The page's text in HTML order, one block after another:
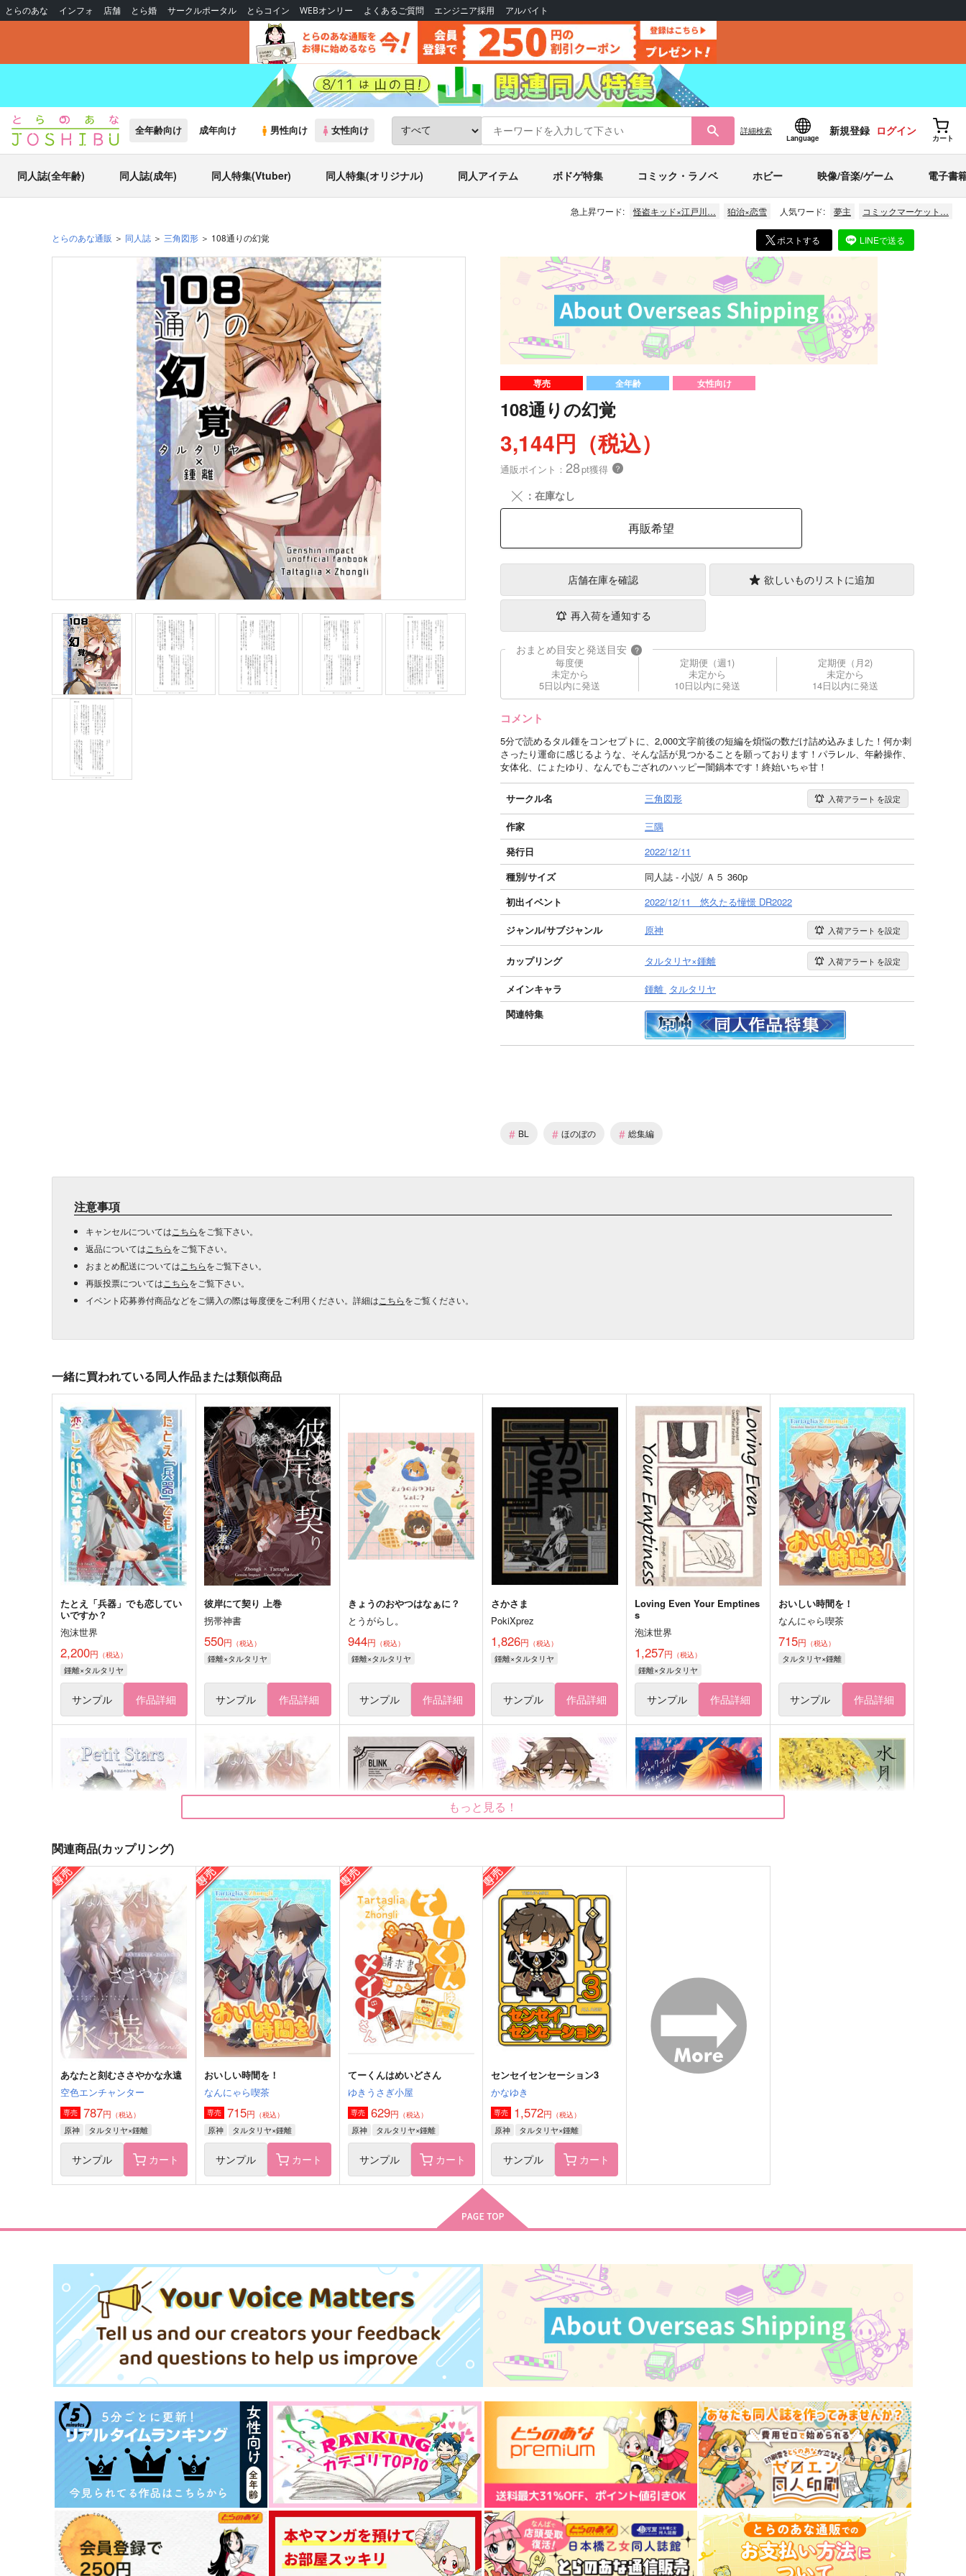
とらのあな インフォ 店舗 とら婚 サークルポータル とらコイン WEBオンリー よくあるご質問 エンジニア採用 アルバイト
全年齢向け 成年向け 男性向け 女性向け 詳細検索
Language
新規登録 ログイン
カート
同人誌(全年齢) 同人誌(成年) 同人特集(Vtuber) 同人特集(オリジナル) 同人アイテム ボドゲ特集 コミック・ラノベ ホビー 映像/音楽/ゲーム 電子書
急上昇ワード: 怪盗キッド×江戸川… 狛治×恋雪 人気ワード: 夢主 コミックマーケット…
とらのあな通販 同人誌 三角図形 108通りの幻覚 ポストする LINEで送る
専売 全年齢 女性向け
108通りの幻覚
3,144円（税込）
通販ポイント： 28pt獲得 ？
╳ ：在庫なし
再販希望
店舗在庫を確認 欲しいものリストに追加
再入荷を通知する
おまとめ目安と発送目安 ?
毎度便
未定から
5日以内に発送
定期便（週1)
未定から
10日以内に発送
定期便（月2)
未定から
14日以内に発送
コメント
5分で読めるタル鍾をコンセプトに、2,000文字前後の短編を煩悩の数だけ詰め込みました！何か刺
さったり運命に感じるような、そんな話が見つかることを願っております！パラレル、年齢操作、
女体化、にょたゆり、なんでもござれのハッピー闇鍋本です！終始いちゃ甘！
サークル名 三角図形 入荷アラート を設定
作家
三隅
発行日
2022/12/11
種別/サイズ
同人誌 - 小説/ Ａ５ 360p
初出イベント
2022/12/11 悠久たる憧憬 DR2022
ジャンル/サブジャンル 原神 入荷アラート を設定
カップリング タルタリヤ×鍾離 入荷アラート を設定
メインキャラ 鍾離 タルタリヤ
関連特集
# BL # ほのぼの # 総集編
注意事項
キャンセルについては こちらをご覧下さい。
返品については こちらをご覧下さい。
おまとめ配送については こちらをご覧下さい。
再販投票については こちらをご覧下さい。
イベント応募券付商品などをご購入の際は毎度便をご利用ください。詳細は こちらをご覧ください。
一緒に買われている同人作品または類似商品
たとえ「兵器」でも恋してい
いですか？
泡沫世界
2,200円 （税込）
鍾離×タルタリヤ
サンプル 作品詳細
彼岸にて契り 上巻
拐帯神書
550円 （税込）
鍾離×タルタリヤ
サンプル 作品詳細
きょうのおやつはなぁに？
とうがらし。
944円 （税込）
鍾離×タルタリヤ
サンプル 作品詳細
さかさま
PokiXprez
1,826円 （税込）
鍾離×タルタリヤ
サンプル 作品詳細
Loving Even Your Emptines
s
泡沫世界
1,257円 （税込）
鍾離×タルタリヤ
サンプル 作品詳細
おいしい時間を！
なんにゃら喫茶
715円 （税込）
タルタリヤ×鍾離
サンプル 作品詳細
Petit Stars
みみフォックス
787円（税込）
鍾離×タルタリヤ
サンプル 作品詳細
あなたと刻むささやかな永遠
空色エンチャンター
787円（税込）
タルタリヤ×鍾離
サンプル 作品詳細
BLINK
御祭奉行
944円（税込）
タルタリヤ×鍾離
サンプル 作品詳細
センセイセンセーション
かなゆき
1,415円（税込）
タルタリヤ×鍾離
サンプル 作品詳細
鍾離×タルタリヤ
サンプル 作品詳細
787 円（税込）
鍾離×タルタリヤ
サンプル 作品詳細
.crew
1,550円（税込）
鍾離×タルタリヤ
サンプル 作品詳細
Sup
944円（税込）
鍾離×タルタリヤ
サンプル 作品詳細
空中ブランコ
（税込）
鍾離×タルタリヤ
作品詳細
タルタリヤ×鍾離
サンプル 作品詳細
k4m
787円
鍾離×ショウ
サンプル 作品詳細
花暦の跡 星々の狭間で
もっと見る！
関連商品(カップリング)
あなたと刻むささやかな永遠
空色エンチャンター
専売 787円 （税込）
原神 タルタリヤ×鍾離
サンプル カート
おいしい時間を！
なんにゃら喫茶
専売 715円 （税込）
原神 タルタリヤ×鍾離
サンプル カート
てーくんはめいどさん
ゆきうさぎ小屋
専売 629円 （税込）
原神 タルタリヤ×鍾離
サンプル カート
センセイセンセーション3
かなゆき
専売 1,572円 （税込）
原神 タルタリヤ×鍾離
サンプル カート